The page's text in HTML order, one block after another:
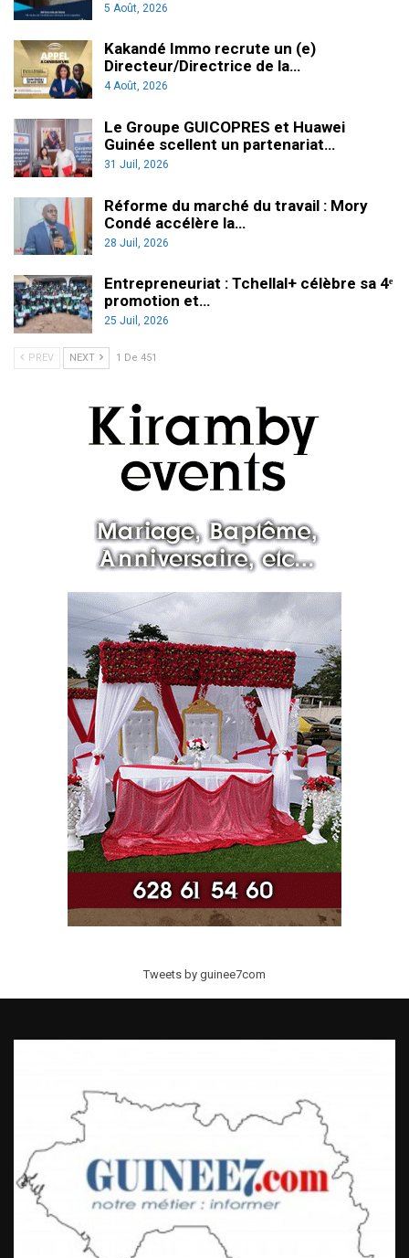
5 Août, 2026
Kakandé Immo recrute un (e)
Directeur/Directrice de la…
4 Août, 2026
Le Groupe GUICOPRES et Huawei
Guinée scellent un partenariat…
31 Juil, 2026
Réforme du marché du travail : Mory
Condé accélère la…
28 Juil, 2026
Entrepreneuriat : Tchellal+ célèbre sa 4ᵉ
promotion et…
25 Juil, 2026
PREV NEXT 1 De 451
Tweets by guinee7com